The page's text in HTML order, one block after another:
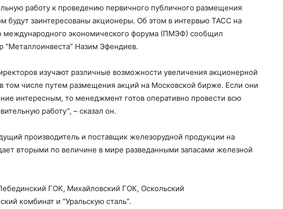
работу к проведению первичного публичного размещения
будут заинтересованы акционеры. Об этом в интервью ТАСС на
международного экономического форума (ПМЭФ) сообщил
“Металлоинвеста” Назим Эфендиев.
изучают различные возможности увеличения акционерной
том числе путем размещения акций на Московской бирже. Если они
интересным, то менеджмент готов оперативно провести всю
работу”, – сказал он.
производитель и поставщик железорудной продукции на
вторыми по величине в мире разведанными запасами железной
ГОК, Михайловский ГОК, Оскольский
комбинат и “Уральскую сталь”.